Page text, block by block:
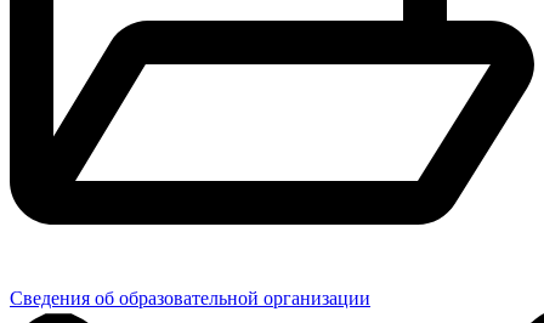
Сведения об образовательной организации